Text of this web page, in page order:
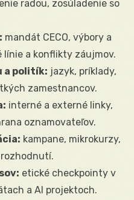
radou, zosúladenie so
mandát CECO, výbory a
a konflikty záujmov.
a politík: jazyk, príklady,
zamestnancov.
interné a externé linky,
oznamovateľov.
kampane, mikrokurzy,
etické checkpointy v
a AI projektoch.